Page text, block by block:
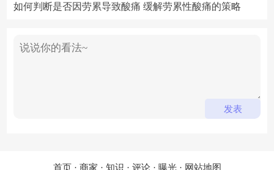
如何判断是否因劳累导致酸痛 缓解劳累性酸痛的策略
首页· 商家 · 知识 · 评论· 曝光· 网站地图